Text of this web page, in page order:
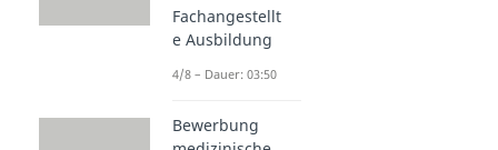
Fachangestellt
e Ausbildung
4/8 – Dauer: 03:50
Bewerbung